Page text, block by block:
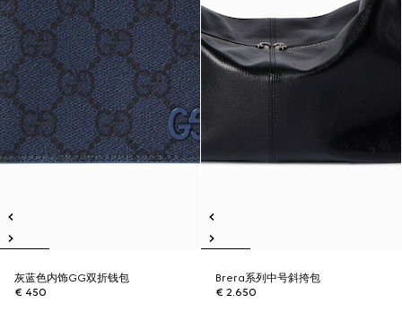
灰蓝色内饰GG双折钱包
€ 450
Brera系列中号斜挎包
€ 2.650